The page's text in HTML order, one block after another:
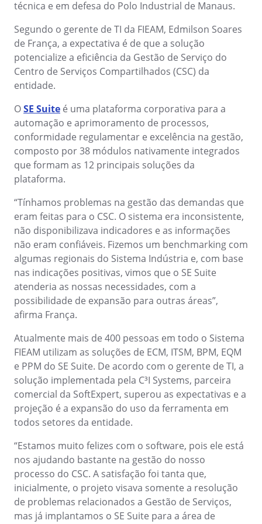
Performance
Process
Project
Risk
Survey
Training
AppBuilder
APQP-PPAP
Archive
Problem
Asset
BRM
Capture
Chatbot
Competence
Copilot AI
Customer
Data Lab
Drive
FMEA
Gamification
Incident
Inspection
Kanban
Knowledge Base
Maintenance
Meeting
MSA
PDM
Portfolio
Protocol
Request
Requirement
SPC
Gestão do Trabalho – CWM
Mudanças e Inovação - ICM
Saúde, Segurança e Meio Ambiente – EHSM
Archive
Asset
BRM
Capture
Chatbot
Copilot AI
Customer
Data Lab
Drive
FMEA
Gamification
Inspection
Kanban
Knowledge Base
Maintenance
Educação
Mineração e Metalurgia
Produtos Químicos
Serviços e Consultoria
Varejo, Atacado e Distribuição
Six Sigma
PMBOK
BSC
BPMN
CBOK
ISO 20000
ISO 10015
ISO 22301
ISO 31000
ISO 26000
ISO 37001
ISO 15100
ISO 19011
Outsourcing
Conquiste seus objetivos de negócios com suporte especializado
personalizado.
Outstaffing
com o melhor custo benefício.
gerenciar seus negócios, categorizados por setores, padrões e
técnica e em defesa do Polo Industrial de Manaus.
Segundo o gerente de TI da FIEAM, Edmilson Soares
de França, a expectativa é de que a solução
potencialize a eficiência da Gestão de Serviço do
Centro de Serviços Compartilhados (CSC) da
entidade.
OSE Suite é uma plataforma corporativa para a
automação e aprimoramento de processos,
conformidade regulamentar e excelência na gestão,
composto por 38 módulos nativamente integrados
que formam as 12 principais soluções da
plataforma.
“Tínhamos problemas na gestão das demandas que
eram feitas para o CSC. O sistema era inconsistente,
não disponibilizava indicadores e as informações
não eram confiáveis. Fizemos um benchmarking com
algumas regionais do Sistema Indústria e, com base
nas indicações positivas, vimos que o SE Suite
atenderia as nossas necessidades, com a
possibilidade de expansão para outras áreas”,
afirma França.
Atualmente mais de 400 pessoas em todo o Sistema
FIEAM utilizam as soluções de ECM, ITSM, BPM, EQM
e PPM do SE Suite. De acordo com o gerente de TI, a
solução implementada pela C³I Systems, parceira
comercial da SoftExpert, superou as expectativas e a
projeção é a expansão do uso da ferramenta em
todos setores da entidade.
“Estamos muito felizes com o software, pois ele está
nos ajudando bastante na gestão do nosso
processo do CSC. A satisfação foi tanta que,
inicialmente, o projeto visava somente a resolução
de problemas relacionados a Gestão de Serviços,
mas já implantamos o SE Suite para a área de